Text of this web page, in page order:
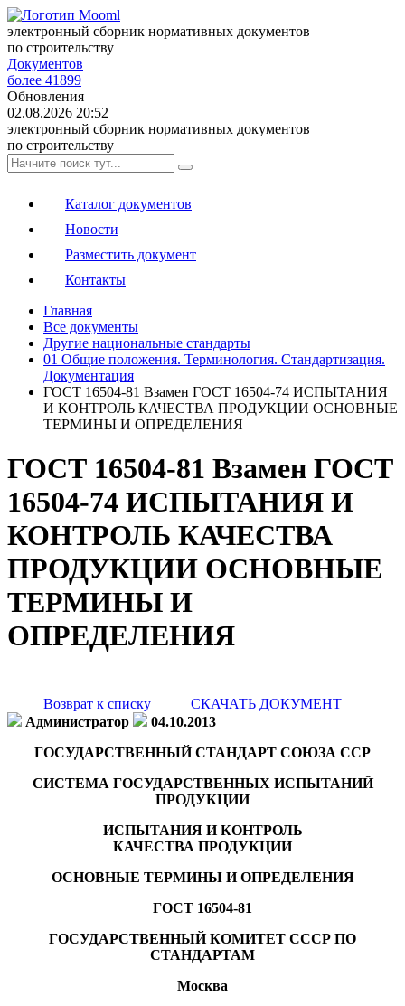
электронный сборник нормативных документов
по строительству
Документов
более 41899
Обновления
02.08.2026 20:52
электронный сборник нормативных документов
по строительству
Каталог документов
Новости
Разместить документ
Контакты
Главная
Все документы
Другие национальные стандарты
01 Общие положения. Терминология. Стандартизация.
Документация
ГОСТ 16504-81 Взамен ГОСТ 16504-74 ИСПЫТАНИЯ
И КОНТРОЛЬ КАЧЕСТВА ПРОДУКЦИИ ОСНОВНЫЕ
ТЕРМИНЫ И ОПРЕДЕЛЕНИЯ
ГОСТ 16504-81 Взамен ГОСТ
16504-74 ИСПЫТАНИЯ И
КОНТРОЛЬ КАЧЕСТВА
ПРОДУКЦИИ ОСНОВНЫЕ
ТЕРМИНЫ И
ОПРЕДЕЛЕНИЯ
Возврат к списку
СКАЧАТЬ ДОКУМЕНТ
Администратор
04.10.2013
ГОСУДАРСТВЕННЫЙ СТАНДАРТ СОЮЗА ССР
СИСТЕМА ГОСУДАРСТВЕННЫХ ИСПЫТАНИЙ
ПРОДУКЦИИ
ИСПЫТАНИЯ И КОНТРОЛЬ
КАЧЕСТВА ПРОДУКЦИИ
ОСНОВНЫЕ ТЕРМИНЫ И ОПРЕДЕЛЕНИЯ
ГОСТ 16504-81
ГОСУДАРСТВЕННЫЙ КОМИТЕТ СССР ПО
СТАНДАРТАМ
Москва